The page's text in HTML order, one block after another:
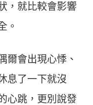
，就比較會影響
。
爾會出現⼼悸、
息了⼀下就沒
⼼跳，更別說發